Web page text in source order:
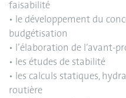
faisabilité
• le développement du
budgétisation
• l’élaboration de l’avant-
• les études de stabilité
• les calculs statiques,
routière